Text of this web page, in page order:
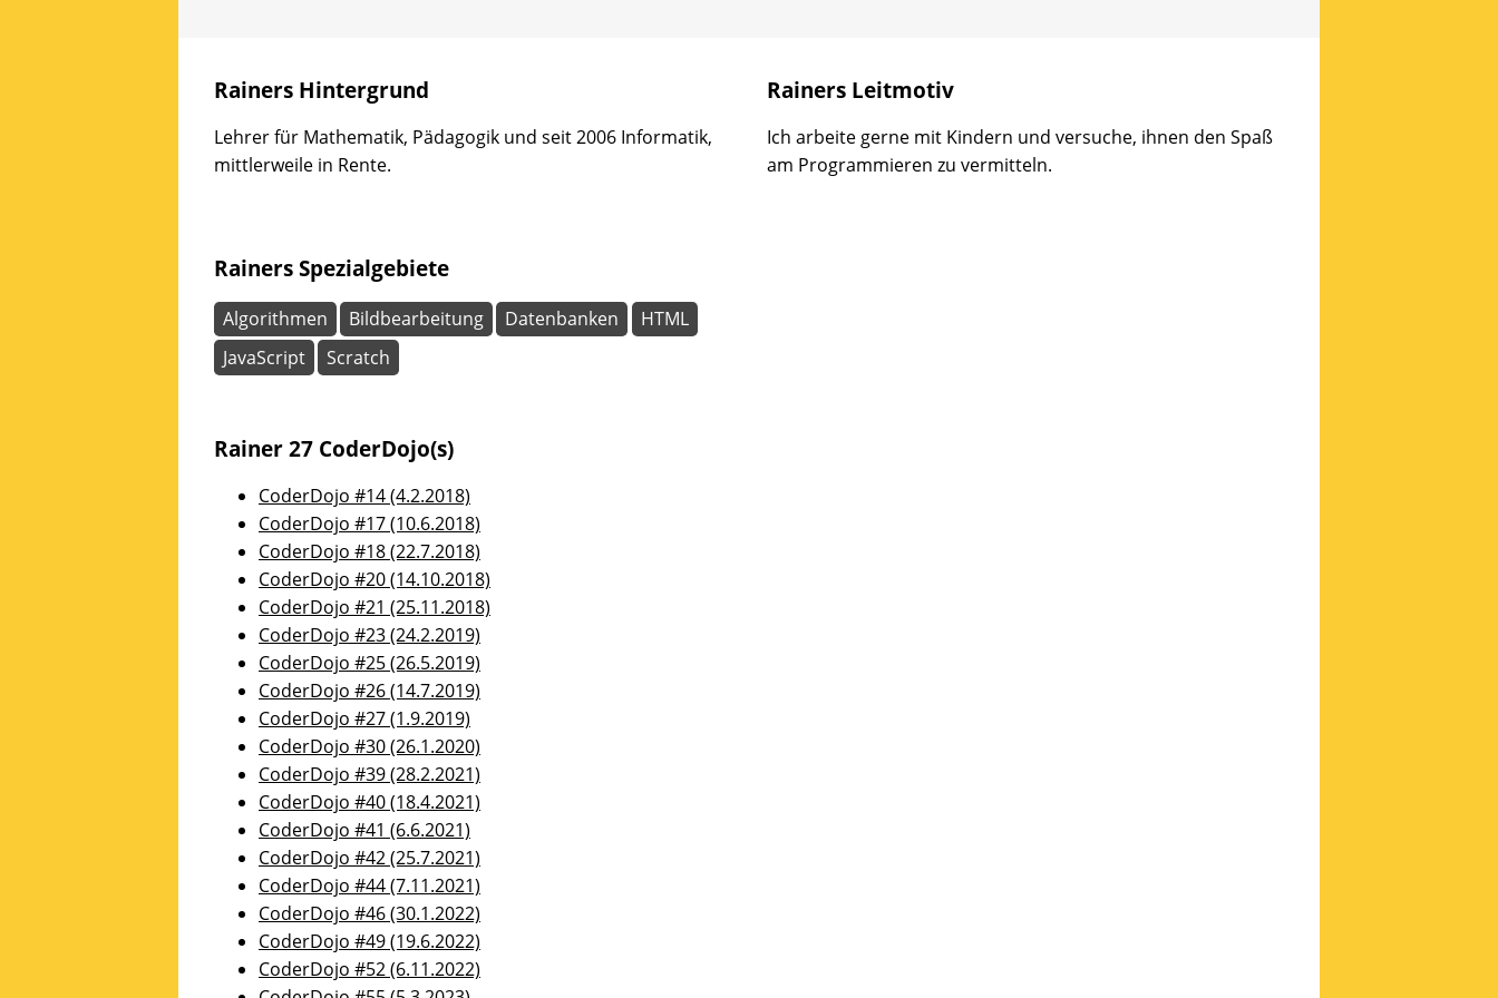
wollen.
Mentoren
stehen
an
zu
arbeiten
oder
Projekte
Wirklichkeit
werden
zu
lassen.
Rainers Hintergrund
Lehrer für Mathematik, Pädagogik und seit 2006 Informatik,
mittlerweile in Rente.
Rainers Leitmotiv
Ich arbeite gerne mit Kindern und versuche, ihnen den Spaß
am Programmieren zu vermitteln.
Rainers Spezialgebiete
Algorithmen Bildbearbeitung Datenbanken
HTML
JavaScript
Scratch
Rainer 27 CoderDojo(s)
CoderDojo #14 (4.2.2018)
CoderDojo #17 (10.6.2018)
CoderDojo #18 (22.7.2018)
CoderDojo #20 (14.10.2018)
CoderDojo #21 (25.11.2018)
CoderDojo #23 (24.2.2019)
CoderDojo #25 (26.5.2019)
CoderDojo #26 (14.7.2019)
CoderDojo #27 (1.9.2019)
CoderDojo #30 (26.1.2020)
CoderDojo #39 (28.2.2021)
CoderDojo #40 (18.4.2021)
CoderDojo #41 (6.6.2021)
CoderDojo #42 (25.7.2021)
CoderDojo #44 (7.11.2021)
CoderDojo #46 (30.1.2022)
CoderDojo #49 (19.6.2022)
CoderDojo #52 (6.11.2022)